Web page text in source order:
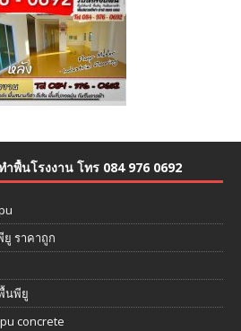
พื้นโรงงาน โทร 084 976 0692
ราคาถูก
นพียู
concrete